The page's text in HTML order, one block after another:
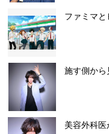
ファミマ
施す側か
美容外科医